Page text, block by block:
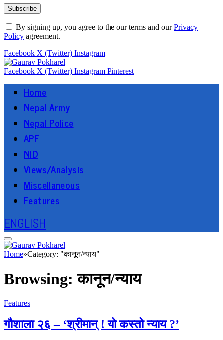
By signing up, you agree to the our terms and ourPrivacy
Policy agreement.
Facebook X (Twitter) Instagram
Facebook X (Twitter) Instagram Pinterest
Home
Nepal Army
Nepal Police
APF
NID
Views/Analysis
Miscellaneous
Features
ENGLISH
Home»Category: "कानून/न्याय"
Browsing:कानून/न्याय
Features
गौशाला २६ – ‘श्रीमान् ! यो कस्तो न्याय ?’